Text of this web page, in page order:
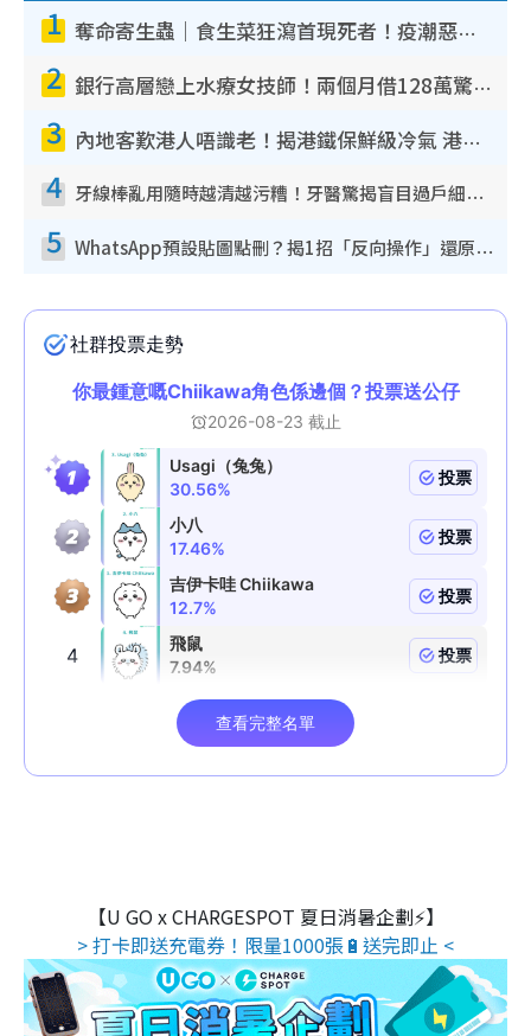
1 奪命寄生蟲｜食生菜狂瀉首現死者！疫潮惡化錄1.8萬宗病例 揭洗菜3大謬誤
2 銀行高層戀上水療女技師！兩個月借128萬驚覺「沉船」沉落火海 揭背後疑似邪教操控賣淫
3 內地客歎港人唔識老！揭港鐵保鮮級冷氣 港人求放過：咪投訴
4 牙線棒亂用隨時越清越污糟！牙醫驚揭盲目過戶細菌恐致蛀牙：呢種先係日常真保養
5 WhatsApp預設貼圖點刪？揭1招「反向操作」還原簡潔介面 附3步實測教學
【U GO x CHARGESPOT 夏日消暑企劃⚡】
> 打卡即送充電券！限量1000張🔋送完即止 <